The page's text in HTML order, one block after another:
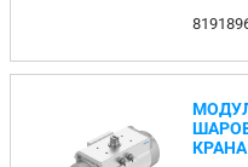
КРАНА